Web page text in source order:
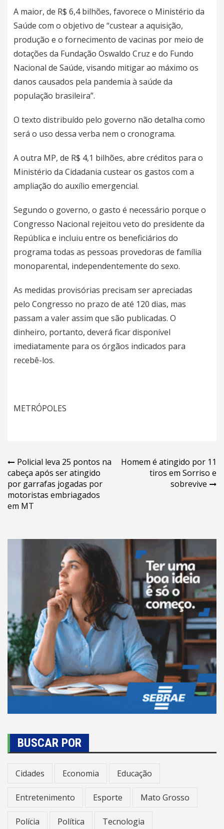
A maior, de R$ 6,4 bilhões, favorece o Ministério da
Saúde com o objetivo de “custear a aquisição,
produção e o fornecimento de vacinas por meio de
dotações da Fundação Oswaldo Cruz e do Fundo
Nacional de Saúde, visando mitigar ao máximo os
danos causados pela pandemia à saúde da
população brasileira”.
O texto distribuído pelo governo não detalha como
será o uso dessa verba nem o cronograma.
A outra MP, de R$ 4,1 bilhões, abre créditos para o
Ministério da Cidadania custear os gastos com a
ampliação do auxílio emergencial.
Segundo o governo, o gasto é necessário porque o
Congresso Nacional rejeitou veto do presidente da
República e incluiu entre os beneficiários do
programa todas as pessoas provedoras de família
monoparental, independentemente do sexo.
As medidas provisórias precisam ser apreciadas
pelo Congresso no prazo de até 120 dias, mas
passam a valer assim que são publicadas. O
dinheiro, portanto, deverá ficar disponível
imediatamente para os órgãos indicados para
recebê-los.
METRÓPOLES
Navegação
de
Post
Policial leva 25 pontos na
cabeça após ser atingido
por garrafas jogadas por
motoristas embriagados
em MT
Homem é atingido por 11
tiros em Sorriso e
sobrevive
BUSCAR POR
Cidades Economia Educação
Entretenimento Esporte Mato Grosso
Polícia Política Tecnologia